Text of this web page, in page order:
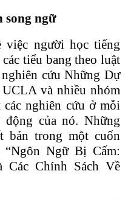
song ngữ
người học tiếng
tiểu bang theo luật
cứu Những Dự
và nhiều nhóm
nghiên cứu ở mỗi
của nó. Những
bản trong một cuốn
“Ngôn Ngữ Bị Cấm:
Chính Sách Về